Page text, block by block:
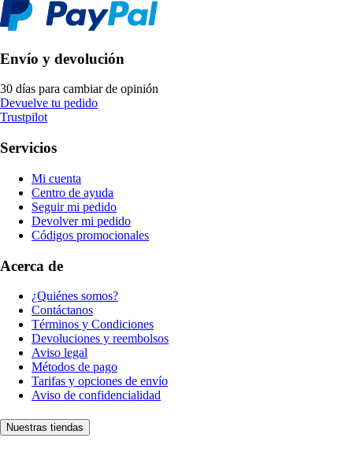
Envío y devolución
30 días para cambiar de opinión
Devuelve tu pedido
Trustpilot
Servicios
Mi cuenta
Centro de ayuda
Seguir mi pedido
Devolver mi pedido
Códigos promocionales
Acerca de
¿Quiénes somos?
Contáctanos
Términos y Condiciones
Devoluciones y reembolsos
Aviso legal
Métodos de pago
Tarifas y opciones de envío
Aviso de confidencialidad
Nuestras tiendas